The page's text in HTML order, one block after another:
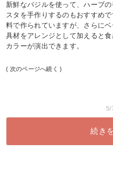
新鮮なバジルを使って、ハーブ
スタを手作りするのもおすすめ
料で作られていますが、さらに
具材をアレンジとして加えると
カラーが演出できます。
( 次のページへ続く )
5/
続き